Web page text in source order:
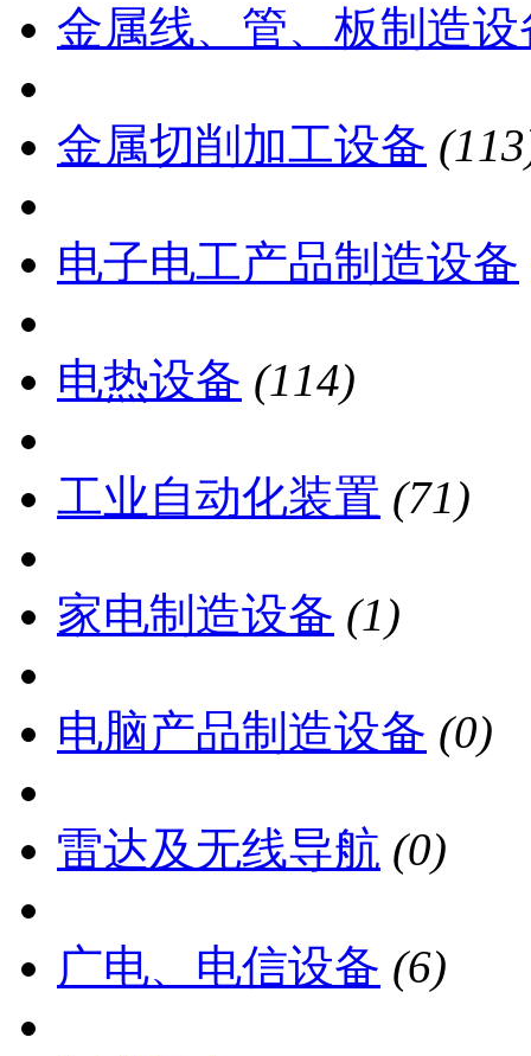
金属线、管、板制造设
金属切削加工设备
电子电工产品制造设备
电热设备 (114)
工业自动化装置 (71)
家电制造设备 (1)
电脑产品制造设备 (0)
雷达及无线导航 (0)
广电、电信设备 (6)